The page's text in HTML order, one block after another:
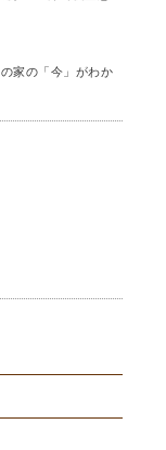
家の「今」がわか